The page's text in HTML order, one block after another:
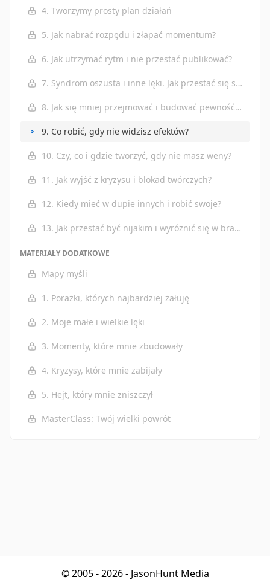
4. Tworzymy prosty plan działań
5. Jak nabrać rozpędu i złapać momentum?
6. Jak utrzymać rytm i nie przestać publikować?
7. Syndrom oszusta i inne lęki. Jak przestać się sabotować?
8. Jak się mniej przejmować i budować pewność siebie?
9. Co robić, gdy nie widzisz efektów?
10. Czy, co i gdzie tworzyć, gdy nie masz weny?
11. Jak wyjść z kryzysu i blokad twórczych?
12. Kiedy mieć w dupie innych i robić swoje?
13. Jak przestać być nijakim i wyróżnić się w branży?
MATERIAŁY DODATKOWE
Mapy myśli
1. Porażki, których najbardziej żałuję
2. Moje małe i wielkie lęki
3. Momenty, które mnie zbudowały
4. Kryzysy, które mnie zabijały
5. Hejt, który mnie zniszczył
MasterClass: Twój wielki powrót
© 2005 - 2026 - JasonHunt Media